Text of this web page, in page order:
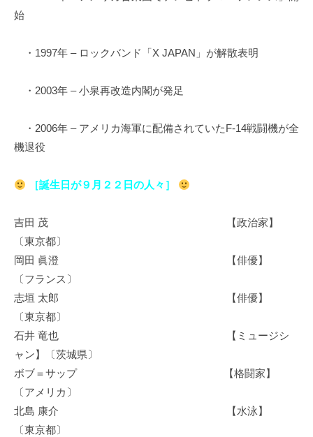
始
・1997年 – ロックバンド「X JAPAN」が解散表明
・2003年 – 小泉再改造内閣が発足
・2006年 – アメリカ海軍に配備されていたF-14戦闘機が全
機退役
［誕生日が９月２２日の人々］
吉田 茂 【政治家】
〔東京都〕
岡田 眞澄 【俳優】
〔フランス〕
志垣 太郎 【俳優】
〔東京都〕
石井 竜也 【ミュージシ
ャン】〔茨城県〕
ボブ＝サップ 【格闘家】
〔アメリカ〕
北島 康介 【水泳】
〔東京都〕